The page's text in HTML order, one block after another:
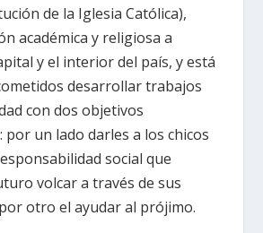
de la Iglesia Católica),
académica y religiosa a
y el interior del país, y está
desarrollar trabajos
con dos objetivos
un lado darles a los chicos
social que
volcar a través de sus
otro el ayudar al prójimo.